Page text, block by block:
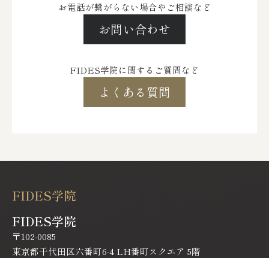
お電話が繋がらない場合やご相談など
お問い合わせ
FIDES学院に関するご質問など
よくある質問
FIDES学院
FIDES学院
〒102-0085
東京都千代田区六番町6-4 LH番町スクエア 5階